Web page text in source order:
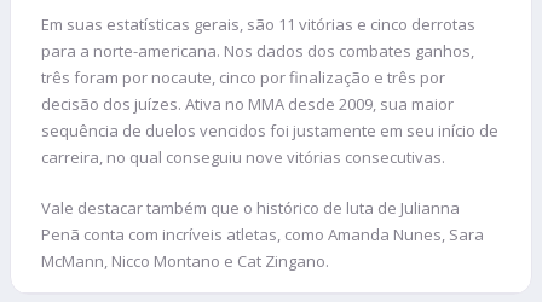
Em suas estatísticas gerais, são 11 vitórias e cinco derrotas
para a norte-americana. Nos dados dos combates ganhos,
três foram por nocaute, cinco por finalização e três por
decisão dos juízes. Ativa no MMA desde 2009, sua maior
sequência de duelos vencidos foi justamente em seu início de
carreira, no qual conseguiu nove vitórias consecutivas.
Vale destacar também que o histórico de luta de Julianna
Penã conta com incríveis atletas, como Amanda Nunes, Sara
McMann, Nicco Montano e Cat Zingano.